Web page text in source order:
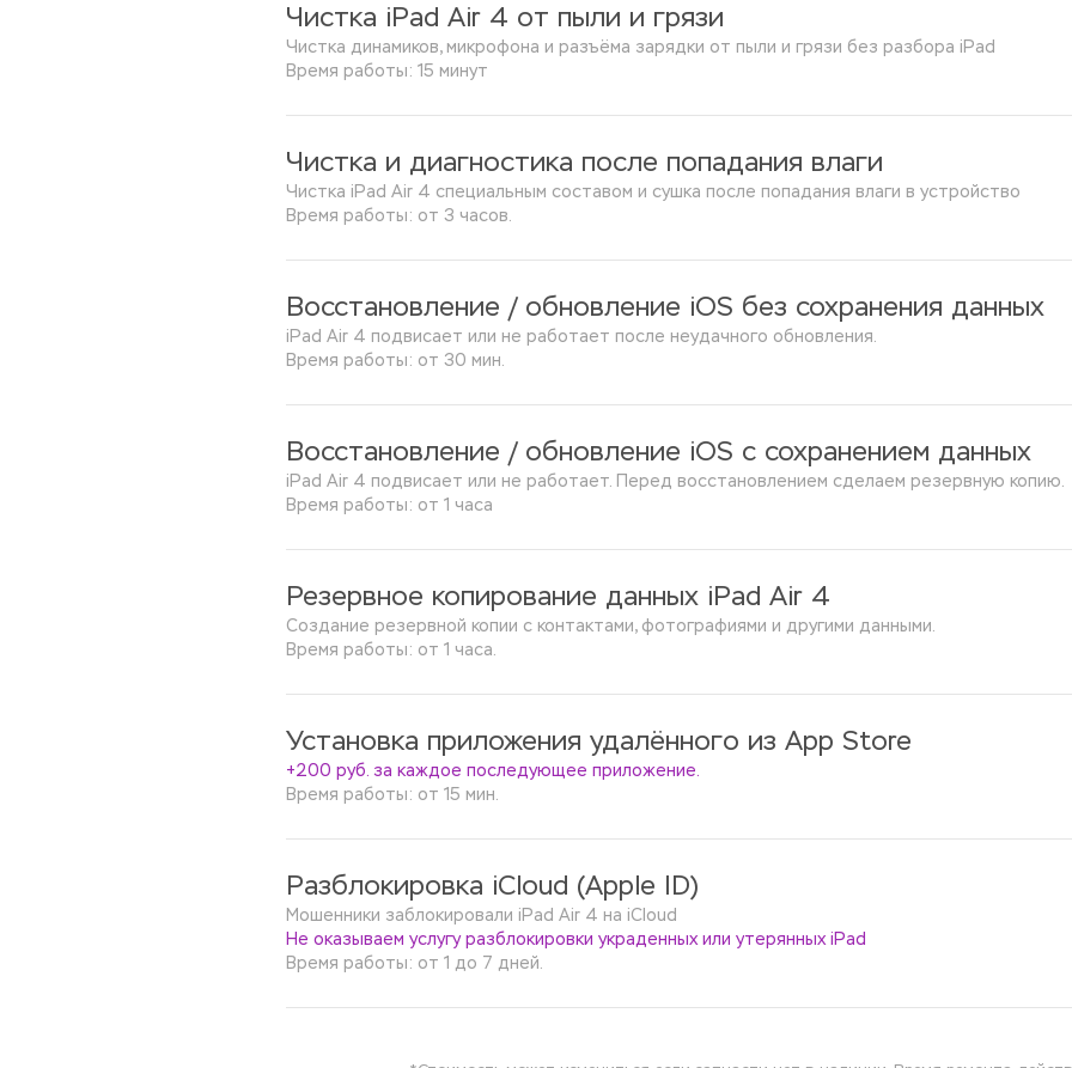
Чистка iPad Air 4 от пыли и грязи
Чистка динамиков, микрофона и разъёма зарядки от пыли и грязи без разбора iPad
Время работы: 15 минут
Чистка и диагностика после попадания влаги
Чистка iPad Air 4 специальным составом и сушка после попадания влаги в устройство
Время работы: от 3 часов.
Восстановление / обновление iOS без сохранения данных
iPad Air 4 подвисает или не работает после неудачного обновления.
Время работы: от 30 мин.
Восстановление / обновление iOS с сохранением данных
iPad Air 4 подвисает или не работает. Перед восстановлением сделаем резервную копию.
Время работы: от 1 часа
Резервное копирование данных iPad Air 4
Создание резервной копии с контактами, фотографиями и другими данными.
Время работы: от 1 часа.
Установка приложения удалённого из App Store
+200 руб. за каждое последующее приложение.
Время работы: от 15 мин.
Разблокировка iCloud (Apple ID)
Мошенники заблокировали iPad Air 4 на iCloud
Не оказываем услугу разблокировки украденных или утерянных iPad
Время работы: от 1 до 7 дней.